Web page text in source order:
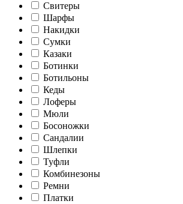
Свитеры
Шарфы
Накидки
Сумки
Казаки
Ботинки
Ботильоны
Кеды
Лоферы
Мюли
Босоножки
Сандалии
Шлепки
Туфли
Комбинезоны
Ремни
Платки